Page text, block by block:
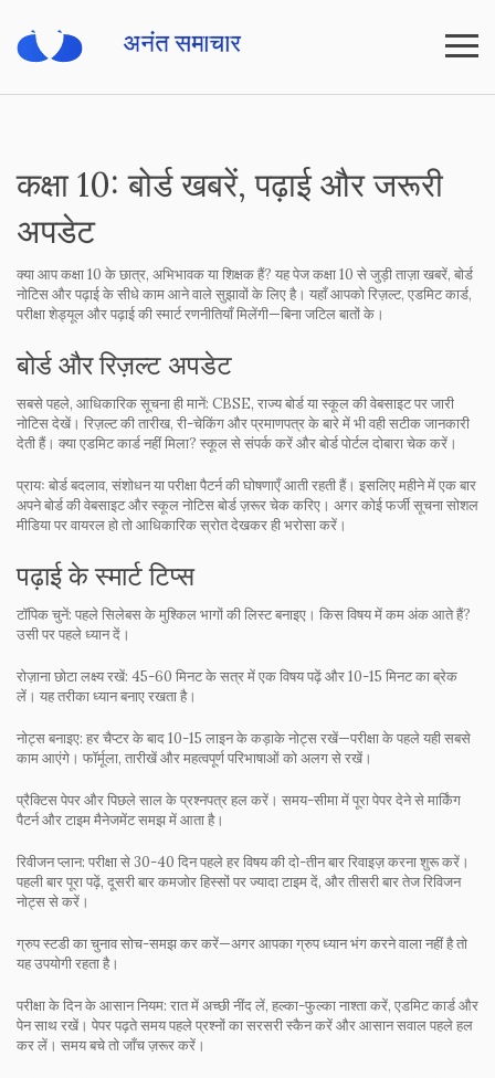
कक्षा 10: बोर्ड खबरें, पढ़ाई और जरूरी
अपडेट
क्या आप कक्षा 10 के छात्र, अभिभावक या शिक्षक हैं? यह पेज कक्षा 10 से जुड़ी ताज़ा खबरें, बोर्ड
नोटिस और पढ़ाई के सीधे काम आने वाले सुझावों के लिए है। यहाँ आपको रिज़ल्ट, एडमिट कार्ड,
परीक्षा शेड्यूल और पढ़ाई की स्मार्ट रणनीतियाँ मिलेंगी—बिना जटिल बातों के।
बोर्ड और रिज़ल्ट अपडेट
सबसे पहले, आधिकारिक सूचना ही मानें: CBSE, राज्य बोर्ड या स्कूल की वेबसाइट पर जारी
नोटिस देखें। रिज़ल्ट की तारीख, री-चेकिंग और प्रमाणपत्र के बारे में भी वही सटीक जानकारी
देती हैं। क्या एडमिट कार्ड नहीं मिला? स्कूल से संपर्क करें और बोर्ड पोर्टल दोबारा चेक करें।
प्रायः बोर्ड बदलाव, संशोधन या परीक्षा पैटर्न की घोषणाएँ आती रहती हैं। इसलिए महीने में एक बार
अपने बोर्ड की वेबसाइट और स्कूल नोटिस बोर्ड ज़रूर चेक करिए। अगर कोई फर्जी सूचना सोशल
मीडिया पर वायरल हो तो आधिकारिक स्रोत देखकर ही भरोसा करें।
पढ़ाई के स्मार्ट टिप्स
टॉपिक चुनें: पहले सिलेबस के मुश्किल भागों की लिस्ट बनाइए। किस विषय में कम अंक आते हैं?
उसी पर पहले ध्यान दें।
रोज़ाना छोटा लक्ष्य रखें: 45-60 मिनट के सत्र में एक विषय पढ़ें और 10-15 मिनट का ब्रेक
लें। यह तरीका ध्यान बनाए रखता है।
नोट्स बनाइए: हर चैप्टर के बाद 10-15 लाइन के कड़ाके नोट्स रखें—परीक्षा के पहले यही सबसे
काम आएंगे। फॉर्मूला, तारीखें और महत्वपूर्ण परिभाषाओं को अलग से रखें।
प्रैक्टिस पेपर और पिछले साल के प्रश्नपत्र हल करें। समय-सीमा में पूरा पेपर देने से मार्किंग
पैटर्न और टाइम मैनेजमेंट समझ में आता है।
रिवीजन प्लान: परीक्षा से 30-40 दिन पहले हर विषय की दो-तीन बार रिवाइज़ करना शुरू करें।
पहली बार पूरा पढ़ें, दूसरी बार कमजोर हिस्सों पर ज्यादा टाइम दें, और तीसरी बार तेज रिविजन
नोट्स से करें।
ग्रुप स्टडी का चुनाव सोच-समझ कर करें—अगर आपका ग्रुप ध्यान भंग करने वाला नहीं है तो
यह उपयोगी रहता है।
परीक्षा के दिन के आसान नियम: रात में अच्छी नींद लें, हल्का-फुल्का नाश्ता करें, एडमिट कार्ड और
पेन साथ रखें। पेपर पढ़ते समय पहले प्रश्नों का सरसरी स्कैन करें और आसान सवाल पहले हल
कर लें। समय बचे तो जाँच ज़रूर करें।